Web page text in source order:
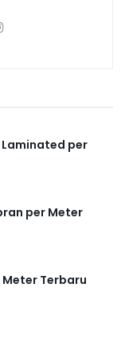
per
per Meter
Meter Terbaru